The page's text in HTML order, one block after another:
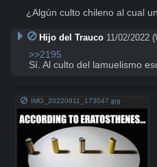
¿Algún culto chileno al cual
Hijo del Trauco 11/02/2022
>>2195
Sí. Al culto del lamuelismo
IMG_20220911_173047.jpg